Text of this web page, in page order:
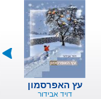
עץ האפרסמון
דויד אבידור